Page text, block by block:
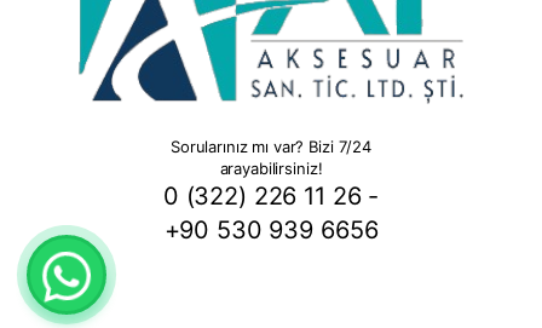
Sorularınız mı var? Bizi 7/24
arayabilirsiniz!
0 (322) 226 11 26 -
+90 530 939 6656